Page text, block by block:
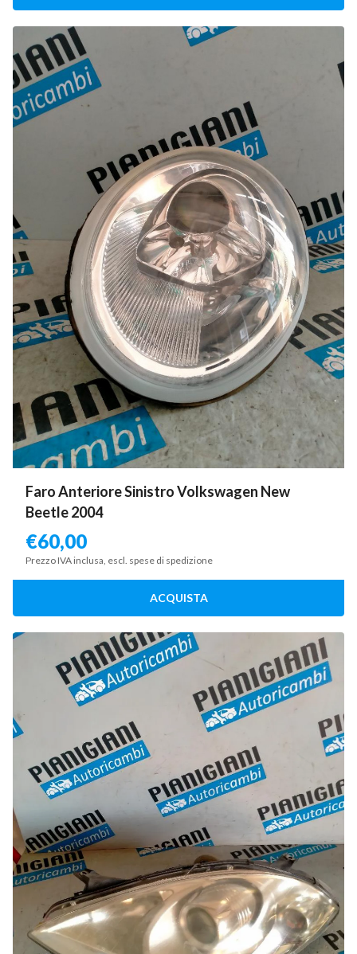
Faro Anteriore Sinistro Volkswagen New
Beetle 2004
€60,00
Prezzo IVA inclusa, escl. spese di spedizione
ACQUISTA